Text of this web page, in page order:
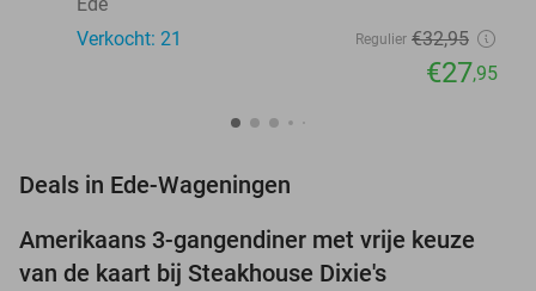
Verkocht: 21
Regulier €32,95
€27,95
Deals in Ede-Wageningen
15%
Amerikaans 3-gangendiner met vrije keuze
van de kaart bij Steakhouse Dixie's